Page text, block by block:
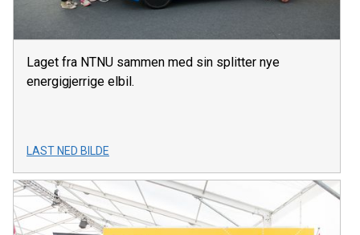
Laget fra NTNU sammen med sin splitter nye
energigjerrige elbil.
LAST NED BILDE